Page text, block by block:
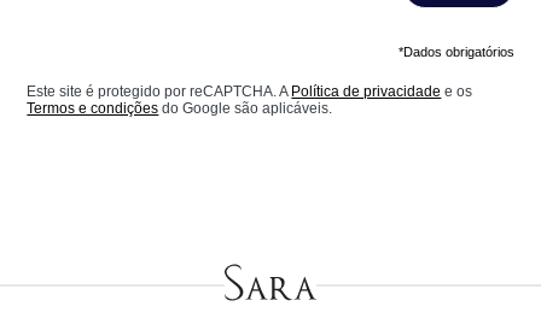
*Dados obrigatórios
Este site é protegido por reCAPTCHA. A Política de privacidade e os
Termos e condições do Google são aplicáveis.